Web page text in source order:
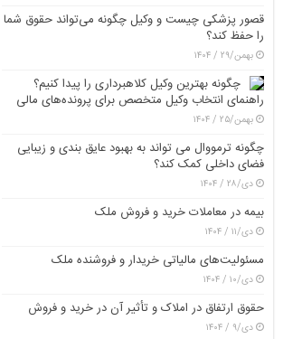
قصور پزشکی چیست و وکیل چگونه می‌تواند حقوق شما
را حفظ کند؟
بهمن/۲۹ / ۱۴۰۴
چگونه بهترین وکیل کلاهبرداری را پیدا کنیم؟
راهنمای انتخاب وکیل متخصص برای پرونده‌های مالی
بهمن/۲۵ / ۱۴۰۴
چگونه ترمووال می تواند به بهبود عایق بندی و زیبایی
فضای داخلی کمک کند؟
دی/۲۸ / ۱۴۰۴
بیمه در معاملات خرید و فروش ملک
دی/۱۱ / ۱۴۰۴
مسئولیت‌های مالیاتی خریدار و فروشنده ملک
دی/۱۰ / ۱۴۰۴
حقوق ارتفاق در املاک و تأثیر آن در خرید و فروش
دی/۹ / ۱۴۰۴